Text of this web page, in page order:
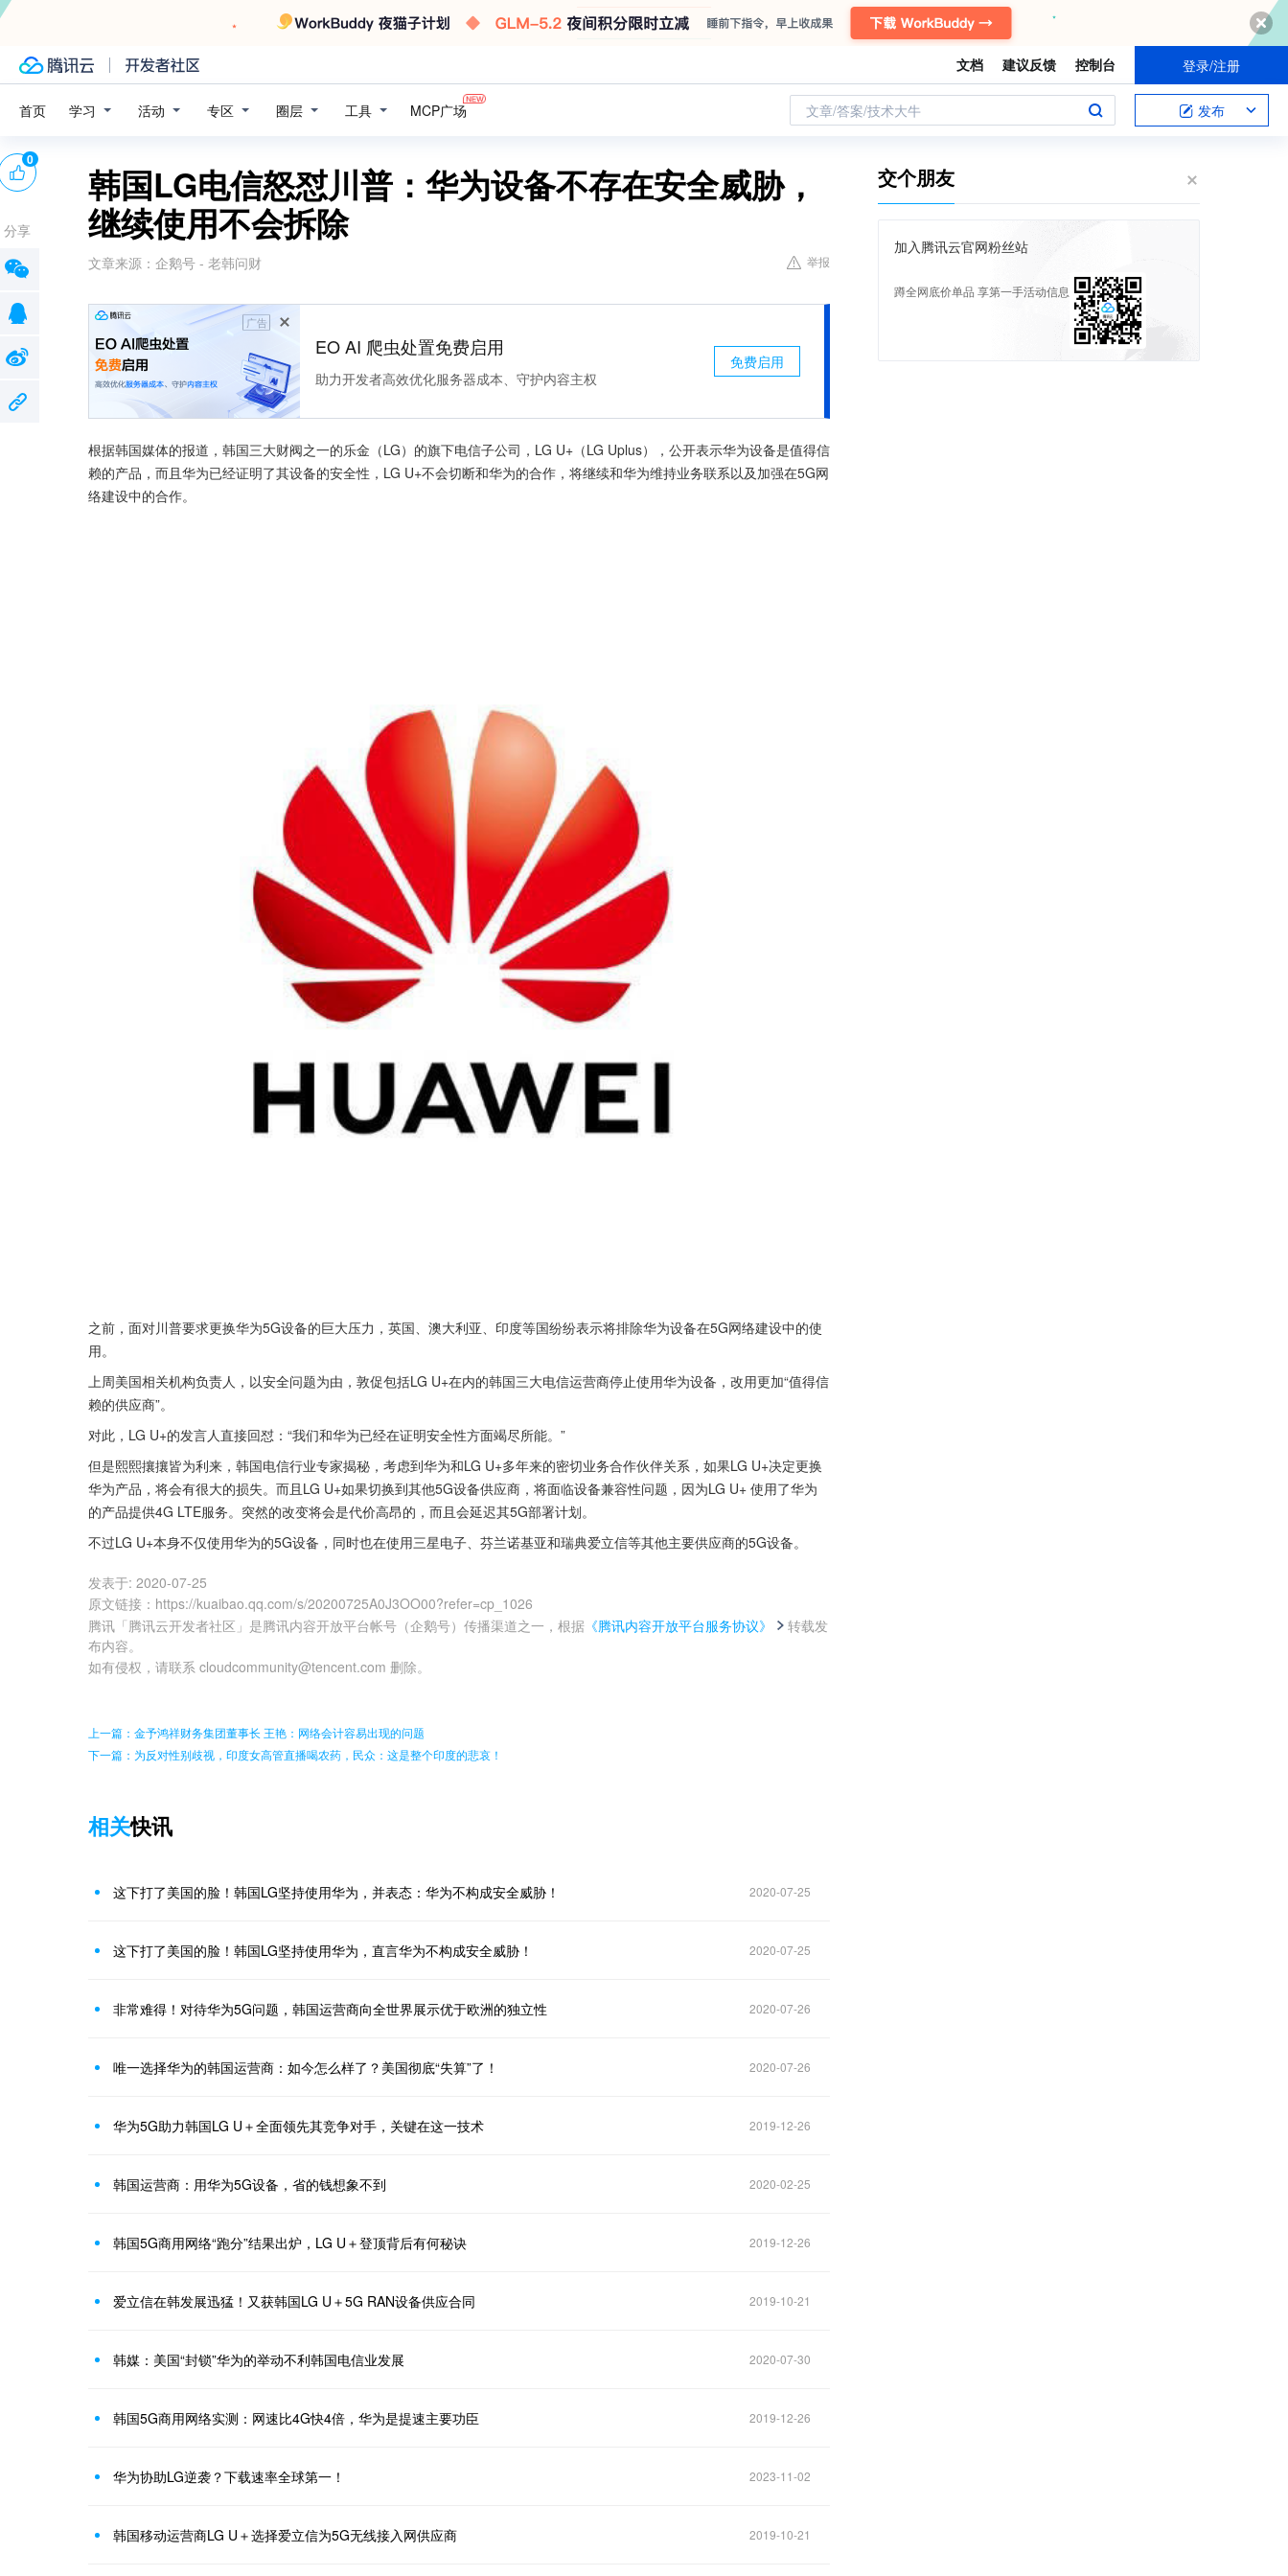
文档 建议反馈 控制台 登录/注册
首页 学习 活动 专区 圈层 工具 MCP广场 文章/答案/技术大牛 发布
韩国LG电信怒怼川普：华为设备不存在安全威胁，
继续使用不会拆除
文章来源： 企鹅号 - 老韩问财 举报
广告
EO AI 爬虫处置免费启用
助力开发者高效优化服务器成本、守护内容主权
免费启用
根据韩国媒体的报道，韩国三大财阀之一的乐金（LG）的旗下电信子公司，LG U+（LG Uplus），公开表示华为设备是值得信
赖的产品，而且华为已经证明了其设备的安全性，LG U+不会切断和华为的合作，将继续和华为维持业务联系以及加强在5G网
络建设中的合作。
之前，面对川普要求更换华为5G设备的巨大压力，英国、澳大利亚、印度等国纷纷表示将排除华为设备在5G网络建设中的使
用。
上周美国相关机构负责人，以安全问题为由，敦促包括LG U+在内的韩国三大电信运营商停止使用华为设备，改用更加“值得信
赖的供应商”。
对此，LG U+的发言人直接回怼：“我们和华为已经在证明安全性方面竭尽所能。”
但是熙熙攘攘皆为利来，韩国电信行业专家揭秘，考虑到华为和LG U+多年来的密切业务合作伙伴关系，如果LG U+决定更换
华为产品，将会有很大的损失。而且LG U+如果切换到其他5G设备供应商，将面临设备兼容性问题，因为LG U+ 使用了华为
的产品提供4G LTE服务。突然的改变将会是代价高昂的，而且会延迟其5G部署计划。
不过LG U+本身不仅使用华为的5G设备，同时也在使用三星电子、芬兰诺基亚和瑞典爱立信等其他主要供应商的5G设备。
发表于: 2020-07-25
原文链接 ： https://kuaibao.qq.com/s/20200725A0J3OO00?refer=cp_1026
腾讯「腾讯云开发者社区」是腾讯内容开放平台帐号（企鹅号）传播渠道之一，根据 《腾讯内容开放平台服务协议》
转载发
布内容。
如有侵权，请联系 cloudcommunity@tencent.com 删除。
0
分享
上一篇：金予鸿祥财务集团董事长 王艳：网络会计容易出现的问题
下一篇：为反对性别歧视，印度女高管直播喝农药，民众：这是整个印度的悲哀！
相关快讯
这下打了美国的脸！韩国LG坚持使用华为，并表态：华为不构成安全威胁！ 2020-07-25
这下打了美国的脸！韩国LG坚持使用华为，直言华为不构成安全威胁！ 2020-07-25
非常难得！对待华为5G问题，韩国运营商向全世界展示优于欧洲的独立性 2020-07-26
唯一选择华为的韩国运营商：如今怎么样了？美国彻底“失算”了！ 2020-07-26
华为5G助力韩国LG U＋全面领先其竞争对手，关键在这一技术 2019-12-26
韩国运营商：用华为5G设备，省的钱想象不到 2020-02-25
韩国5G商用网络“跑分”结果出炉，LG U＋登顶背后有何秘诀 2019-12-26
爱立信在韩发展迅猛！又获韩国LG U＋5G RAN设备供应合同 2019-10-21
韩媒：美国“封锁”华为的举动不利韩国电信业发展 2020-07-30
韩国5G商用网络实测：网速比4G快4倍，华为是提速主要功臣 2019-12-26
华为协助LG逆袭？下载速率全球第一！ 2023-11-02
韩国移动运营商LG U＋选择爱立信为5G无线接入网供应商 2019-10-21
交个朋友
加入腾讯云官网粉丝站
蹲全网底价单品 享第一手活动信息